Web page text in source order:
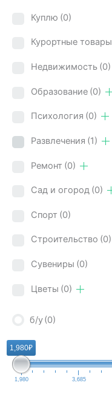
Куплю (0)
Курортные товары
Недвижимость (0)
Образование (0)
Психология (0)
Развлечения (1)
Ремонт (0)
Сад и огород (0)
Спорт (0)
Строительство (0)
Сувениры (0)
Цветы (0)
б/у(0)
1,980₽
1,980 3,685